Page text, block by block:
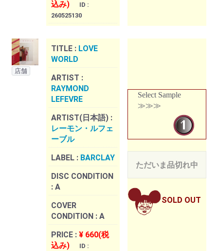
込み)
ID :
260525130
店舗
TITLE : LOVE
WORLD
ARTIST :
RAYMOND
LEFEVRE
ARTIST(日本語) :
レーモン・ルフェ
ーブル
LABEL : BARCLAY
DISC CONDITION
: A
COVER
CONDITION : A
PRICE : ¥ 660(税
込み)
ID :
Select Sample
≫≫≫
ただいま品切れ中
SOLD OUT